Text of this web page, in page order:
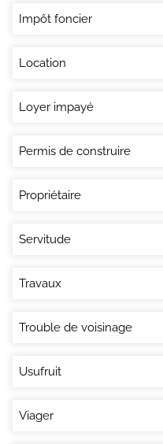
Impôt foncier
Location
Loyer impayé
Permis de construire
Propriétaire
Servitude
Travaux
Trouble de voisinage
Usufruit
Viager